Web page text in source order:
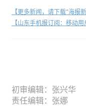
【更多新闻，请下载"海报
【山东手机报订阅：移动用
初审编辑：张兴华
责任编辑：张娜